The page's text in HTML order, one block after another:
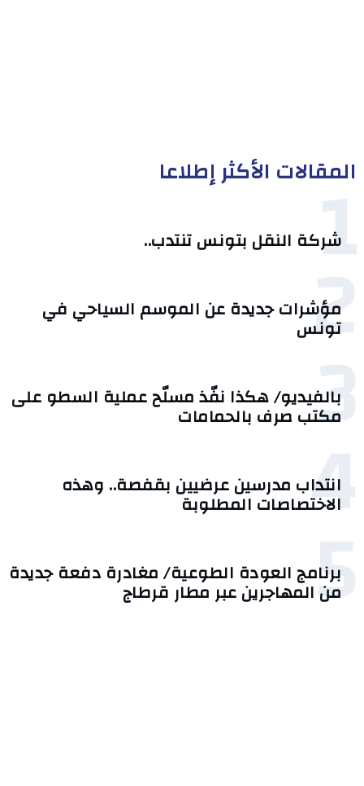
المقالات الأكثر إطلاعا
1
شركة النقل بتونس تنتدب..
2
مؤشرات جديدة عن الموسم السياحي في
تونس
3
بالفيديو/ هكذا نفّذ مسلّح عملية السطو على
مكتب صرف بالحمامات
4
انتداب مدرسين عرضيين بقفصة.. وهذه
الاختصاصات المطلوبة
5
برنامج العودة الطوعية/ مغادرة دفعة جديدة
من المهاجرين عبر مطار قرطاج